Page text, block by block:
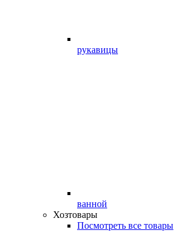
рукавицы
ванной
Хозтовары
Посмотреть все товары